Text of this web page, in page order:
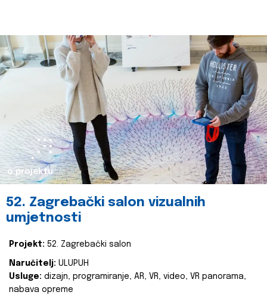
o projektu
52. Zagrebački salon vizualnih
umjetnosti
Projekt: 52. Zagrebački salon
Naručitelj: ULUPUH
Usluge: dizajn, programiranje, AR, VR, video, VR panorama,
nabava opreme